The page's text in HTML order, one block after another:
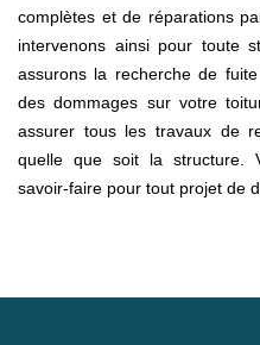
complètes et de réparations
intervenons ainsi pour toute
assurons la recherche de
des dommages sur votre
assurer tous les travaux de
quelle que soit la structure.
savoir-faire pour tout projet de